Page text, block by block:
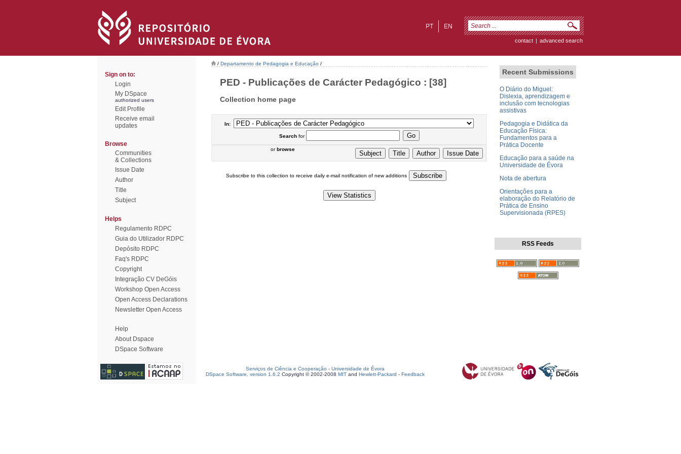
EN
PT
contact | advanced search
Sign on to:
Login
My DSpace
authorized users
Edit Profile
Receive email
updates
Browse
Communities
& Collections
Issue Date
Author
Title
Subject
Helps
Regulamento RDPC
Guia do Utilizador RDPC
Depósito RDPC
Faq's RDPC
Copyright
Integração CV DeGóis
Workshop Open Access
Open Access Declarations
Newsletter Open Access
Help
About Dspace
DSpace Software
/ Departamento de Pedagogia e Educação /
PED - Publicações de Carácter Pedagógico : [38]
Collection home page
In:
Searchfor
orbrowse
Subscribe to this collection to receive daily e-mail notification of new additions
Recent Submissions
O Diário do Miguel:
Dislexia, aprendizagem e
inclusão com tecnologias
assistivas
Pedagogia e Didática da
Educação Física:
Fundamentos para a
Prática Docente
Educação para a saúde na
Universidade de Évora
Nota de abertura
Orientações para a
elaboração do Relatório de
Prática de Ensino
Supervisionada (RPES)
RSS Feeds
Serviços de Ciência e Cooperação - Universidade de Évora
DSpace Software, version 1.6.2 Copyright © 2002-2008 MIT and Hewlett-Packard - Feedback